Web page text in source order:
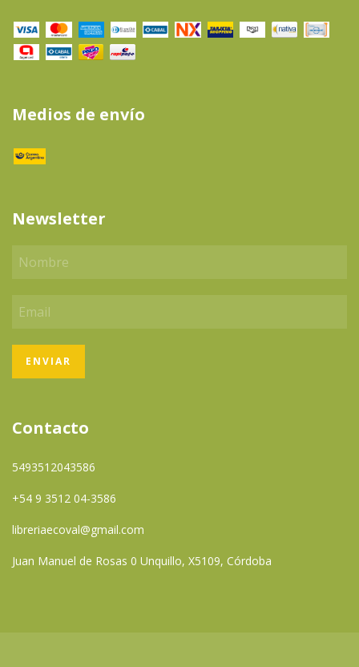
Medios de envío
Newsletter
Contacto
5493512043586
+54 9 3512 04-3586
libreriaecoval@gmail.com
Juan Manuel de Rosas 0 Unquillo, X5109, Córdoba